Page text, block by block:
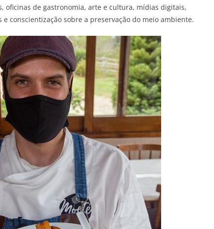
oficinas de gastronomia, arte e cultura, mídias digitais,
conscientização sobre a preservação do meio ambiente.